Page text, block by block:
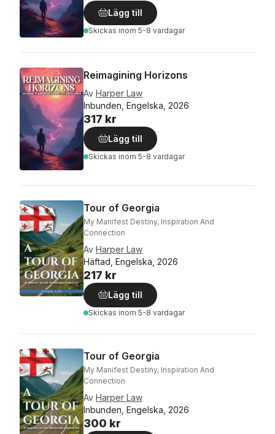
Lägg till
Skickas inom 5-8 vardagar
Reimagining Horizons
Av Harper Law
Inbunden, Engelska, 2026
317 kr
Lägg till
Skickas inom 5-8 vardagar
Tour of Georgia
My Manifest Destiny, Inspiration And
Connection
Av Harper Law
Häftad, Engelska, 2026
217 kr
Lägg till
Skickas inom 5-8 vardagar
Tour of Georgia
My Manifest Destiny, Inspiration And
Connection
Av Harper Law
Inbunden, Engelska, 2026
300 kr